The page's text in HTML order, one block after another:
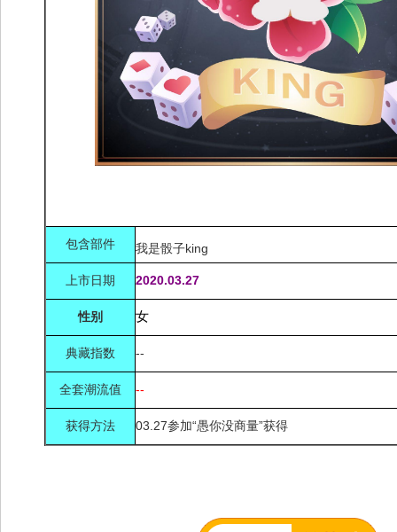
包含部件 我是骰子king
上市日期 2020.03.27
性别 女
典藏指数 --
全套潮流值 --
获得方法 03.27参加“愚你没商量”获得